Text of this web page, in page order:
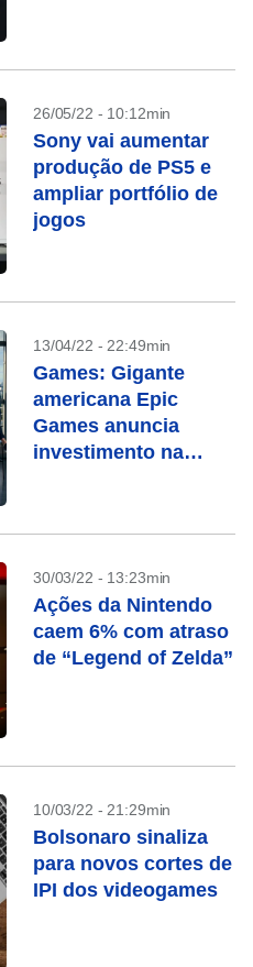
26/05/22 - 10:12min
Sony vai aumentar
produção de PS5 e
ampliar portfólio de
jogos
13/04/22 - 22:49min
Games: Gigante
americana Epic
Games anuncia
investimento na
30/03/22 - 13:23min
Ações da Nintendo
caem 6% com atraso
de “Legend of Zelda”
10/03/22 - 21:29min
Bolsonaro sinaliza
para novos cortes de
IPI dos videogames